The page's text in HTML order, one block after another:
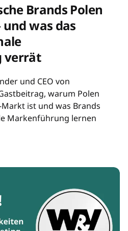
Brands Polen
was das
verrät
und CEO von
warum Polen
ist und was Brands
Markenführung lernen